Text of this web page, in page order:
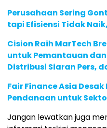
Perusahaan Sering
tapi Efisiensi Tidak
Cision Raih MarTech
untuk Pemantauan
Distribusi Siaran Pers,
Fair Finance Asia
Pendanaan untuk
Jangan lewatkan juga